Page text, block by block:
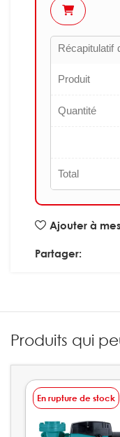
Produit
Quantité
Total
Ajouter à
Partager:
Produits qui
En rupture de stock